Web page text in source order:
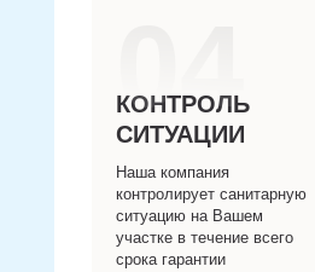
04
КОНТРОЛЬ
СИТУАЦИИ
Наша компания
контролирует санитарную
ситуацию на Вашем
участке в течение всего
срока гарантии